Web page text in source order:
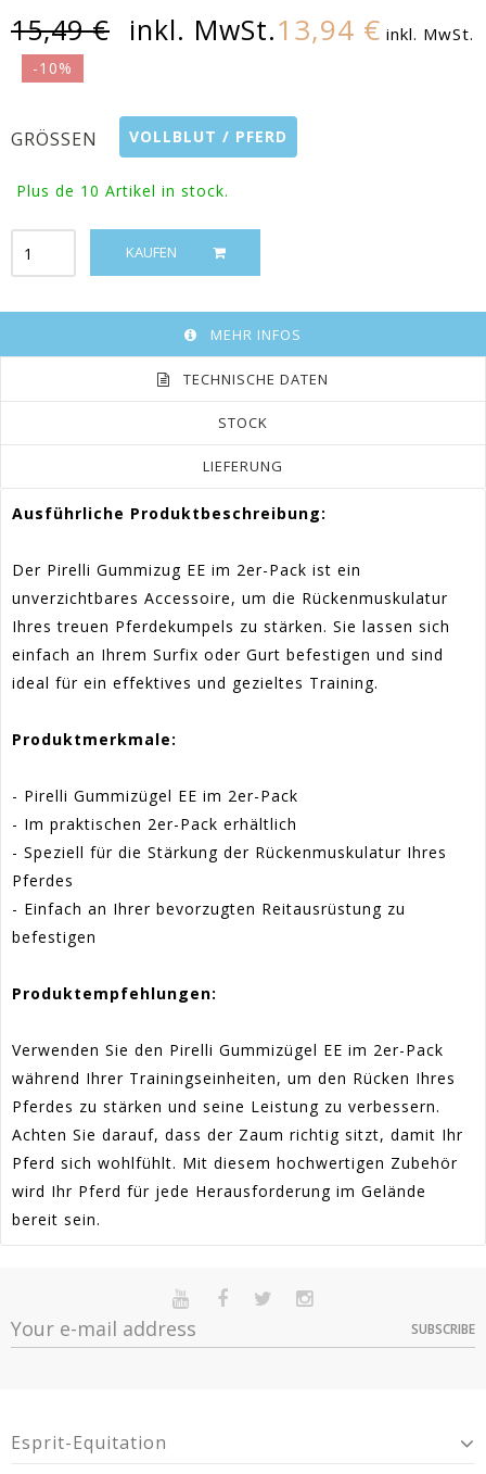
15,49 € inkl. MwSt.13,94 € inkl. MwSt.
-10%
GRÖSSEN VOLLBLUT / PFERD
Plus de 10 Artikel in stock.
KAUFEN
MEHR INFOS
TECHNISCHE DATEN
STOCK
LIEFERUNG
Ausführliche Produktbeschreibung:
Der Pirelli Gummizug EE im 2er-Pack ist ein
unverzichtbares Accessoire, um die Rückenmuskulatur
Ihres treuen Pferdekumpels zu stärken. Sie lassen sich
einfach an Ihrem Surfix oder Gurt befestigen und sind
ideal für ein effektives und gezieltes Training.
Produktmerkmale:
- Pirelli Gummizügel EE im 2er-Pack
- Im praktischen 2er-Pack erhältlich
- Speziell für die Stärkung der Rückenmuskulatur Ihres
Pferdes
- Einfach an Ihrer bevorzugten Reitausrüstung zu
befestigen
Produktempfehlungen:
Verwenden Sie den Pirelli Gummizügel EE im 2er-Pack
während Ihrer Trainingseinheiten, um den Rücken Ihres
Pferdes zu stärken und seine Leistung zu verbessern.
Achten Sie darauf, dass der Zaum richtig sitzt, damit Ihr
Pferd sich wohlfühlt. Mit diesem hochwertigen Zubehör
wird Ihr Pferd für jede Herausforderung im Gelände
bereit sein.
3429100005D
Warranty
Article 2-Year Warranty For Presumed Lack Of
Sur commande Indisponible
Option Quantité
Dispo
SUBSCRIBE
Esprit-Equitation